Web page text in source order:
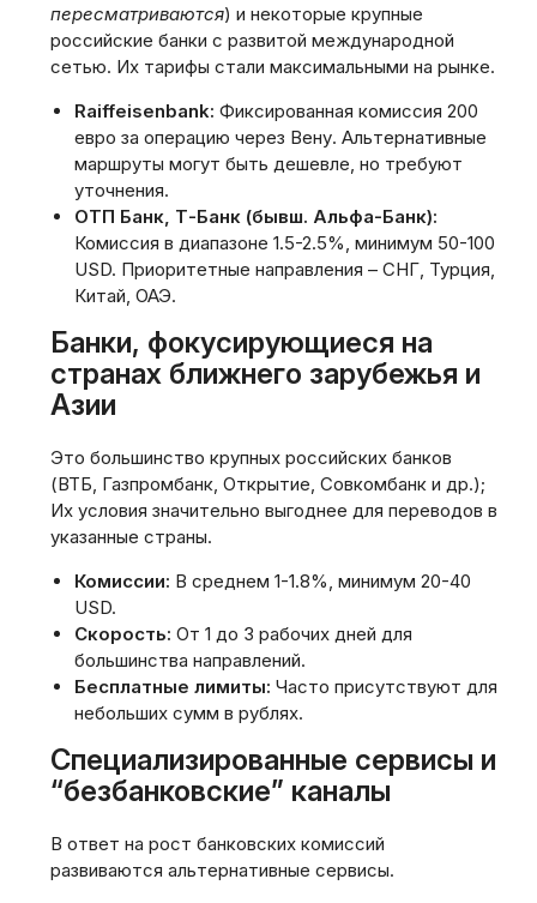
пересматриваются) и некоторые крупные
российские банки с развитой международной
сетью. Их тарифы стали максимальными на рынке.
Raiffeisenbank: Фиксированная комиссия 200
евро за операцию через Вену. Альтернативные
маршруты могут быть дешевле, но требуют
уточнения.
ОТП Банк, Т-Банк (бывш. Альфа-Банк):
Комиссия в диапазоне 1.5-2.5%, минимум 50-100
USD. Приоритетные направления – СНГ, Турция,
Китай, ОАЭ.
Банки, фокусирующиеся на
странах ближнего зарубежья и
Азии
Это большинство крупных российских банков
(ВТБ, Газпромбанк, Открытие, Совкомбанк и др.);
Их условия значительно выгоднее для переводов в
указанные страны.
Комиссии: В среднем 1-1.8%, минимум 20-40
USD.
Скорость: От 1 до 3 рабочих дней для
большинства направлений.
Бесплатные лимиты: Часто присутствуют для
небольших сумм в рублях.
Специализированные сервисы и
“безбанковские” каналы
В ответ на рост банковских комиссий
развиваются альтернативные сервисы.